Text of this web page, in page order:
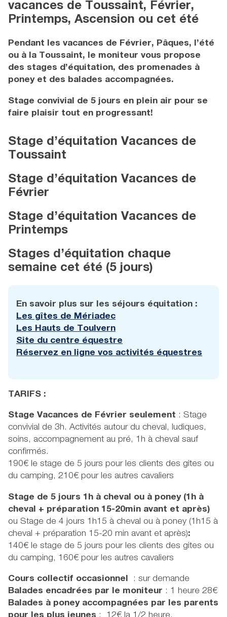
vacances de Toussaint, Février,
Printemps, Ascension ou cet été
Pendant les vacances de Février, Pâques, l’été
ou à la Toussaint, le moniteur vous propose
des stages d’équitation, des promenades à
poney et des balades accompagnées.
Stage convivial de 5 jours en plein air pour se
faire plaisir tout en progressant!
Stage d’équitation Vacances de
Toussaint
Stage d’équitation Vacances de
Février
Stage d’équitation Vacances de
Printemps
Stages d’équitation chaque
semaine cet été (5 jours)
En savoir plus sur les séjours équitation :
Les gîtes de Mériadec
Les Hauts de Toulvern
Site du centre équestre
Réservez en ligne vos activités équestres
TARIFS :
Stage Vacances de Février seulement : Stage
convivial de 3h. Activités autour du cheval, ludiques,
soins, accompagnement au pré, 1h à cheval sauf
confirmés.
190€ le stage de 5 jours pour les clients des gites ou
du camping, 210€ pour les autres cavaliers
Stage de 5 jours 1h à cheval ou à poney (1h à
cheval + préparation 15-20min avant et après)
ou Stage de 4 jours 1h15 à cheval ou à poney (1h15 à
cheval + préparation 15-20 min avant et après):
140€ le stage de 5 jours pour les clients des gites ou
du camping, 160€ pour les autres cavaliers
Cours collectif occasionnel : sur demande
Balades encadrées par le moniteur : 1 heure 28€
Balades à poney accompagnées par les parents